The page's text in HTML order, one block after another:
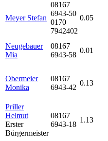
Meyer Stefan
08167
6943-50
0170
7942402
0.05
Neugebauer
Mia
08167
6943-58
0.01
Obermeier
Monika
08167
6943-42
0.13
Priller
Helmut
Erster
Bürgermeister
08167
6943-18
1.13